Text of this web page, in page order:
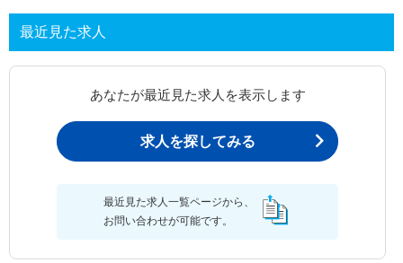
最近見た求人
あなたが最近見た求人を表示します
求人を探してみる
最近見た求人一覧ページから、
お問い合わせが可能です。